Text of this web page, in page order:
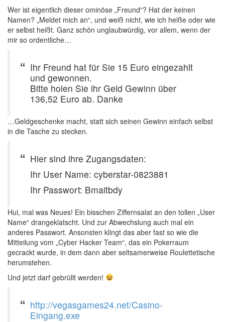
Wer ist eigentlich dieser ominöse „Freund“? Hat der keinen
Namen? „Meldet mich an“, und weiß nicht, wie ich heiße oder wie
er selbst heißt. Ganz schön unglaubwürdig, vor allem, wenn der
mir so ordentliche…
Ihr Freund hat für Sie 15 Euro eingezahlt
und gewonnen.
Bitte holen Sie ihr Geld Gewinn über
136,52 Euro ab. Danke
…Geldgeschenke macht, statt sich seinen Gewinn einfach selbst
in die Tasche zu stecken.
Hier sind ihre Zugangsdaten:
Ihr User Name: cyberstar-0823881
Ihr Passwort: Bmaitbdy
Hui, mal was Neues! Ein bisschen Ziffernsalat an den tollen „User
Name“ drangeklatscht. Und zur Abwechslung auch mal ein
anderes Passwort. Ansonsten klingt das aber fast so wie die
Mitteilung vom „Cyber Hacker Team“, das ein Pokerraum
gecrackt wurde, in dem dann aber seltsamerweise Roulettetische
herumstehen.
Und jetzt darf gebrüllt werden!
http://vegasgames24.net/Casino-
Eingang.exe